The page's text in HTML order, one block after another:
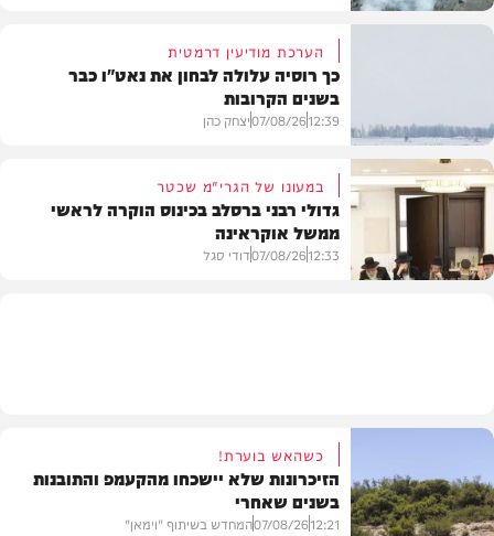
הערכת מודיעין דרמטית
כך רוסיה עלולה לבחון את נאט"ו כבר
בשנים הקרובות
12:39
07/08/26יצחק כהן
במעונו של הגרי"מ שכטר
גדולי רבני ברסלב בכינוס הוקרה לראשי
ממשל אוקראינה
12:33
07/08/26דודי סגל
כשהאש בוערת!
הזיכרונות שלא יישכחו מהקעמפ והתובנות
בשנים שאחרי
12:21
07/08/26המחדש בשיתוף "וימאן"